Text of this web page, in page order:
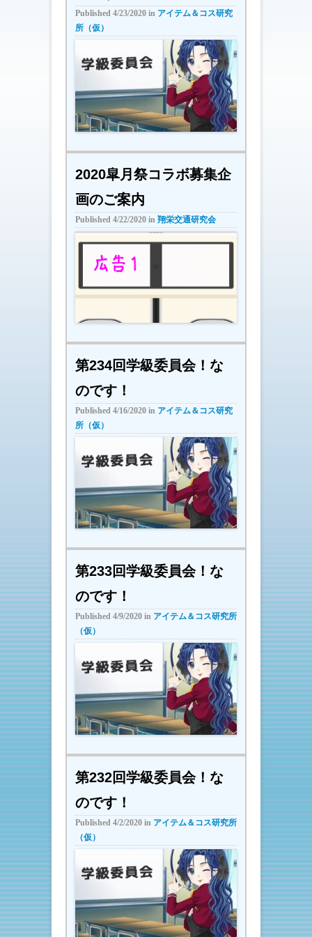
Published 4/23/2020 in アイテム＆コス研究
所（仮）
2020皐月祭コラボ募集企
画のご案内
Published 4/22/2020 in 翔栄交通研究会
第234回学級委員会！な
のです！
Published 4/16/2020 in アイテム＆コス研究
所（仮）
第233回学級委員会！な
のです！
Published 4/9/2020 in アイテム＆コス研究所
（仮）
第232回学級委員会！な
のです！
Published 4/2/2020 in アイテム＆コス研究所
（仮）